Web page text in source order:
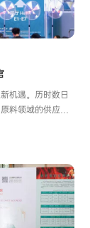
机遇。历时数日
料领域的供应
示了几大大明星